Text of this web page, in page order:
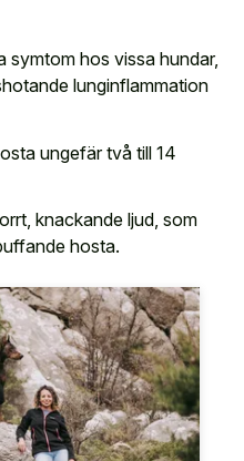
symtom hos vissa hundar,
lunginflammation
ungefär två till 14
knackande ljud, som
hosta.